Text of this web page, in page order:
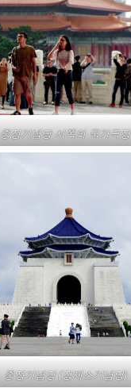
중정기념당 서쪽의 국가극장
중정기념당 (장제스기념당)